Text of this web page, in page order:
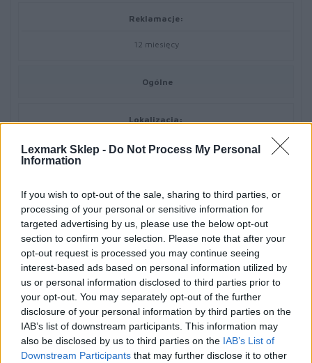
Lexmark Sklep - Do Not Process My Personal
Information
If you wish to opt-out of the sale, sharing to third parties, or
processing of your personal or sensitive information for
targeted advertising by us, please use the below opt-out
section to confirm your selection. Please note that after your
opt-out request is processed you may continue seeing
interest-based ads based on personal information utilized by
us or personal information disclosed to third parties prior to
your opt-out. You may separately opt-out of the further
disclosure of your personal information by third parties on the
IAB’s list of downstream participants. This information may
also be disclosed by us to third parties on the IAB’s List of
Downstream Participants that may further disclose it to other
Reklamacje:
12 miesięcy
Ogólne
Lokalizacja:
Bliski wschód, Afryka, Europa
Typ materiału eksploatacyjnego:
Technologia druku:
Laserowa
Kolor: